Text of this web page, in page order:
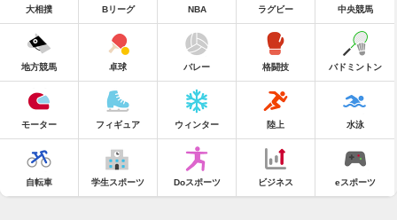
大相撲 Bリーグ NBA ラグビー 中央競馬
地方競馬 卓球 バレー 格闘技 バドミントン
モーター フィギュア ウィンター 陸上 水泳
自転車 学生スポーツ Doスポーツ ビジネス eスポーツ